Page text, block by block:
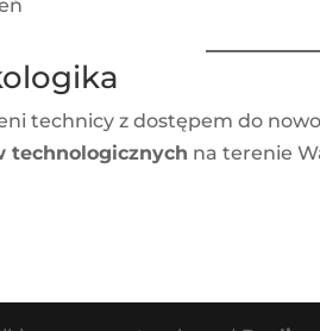
technicy z dostępem do
technologicznych na terenie